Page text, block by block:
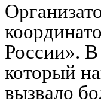
России». В
который
вызвало